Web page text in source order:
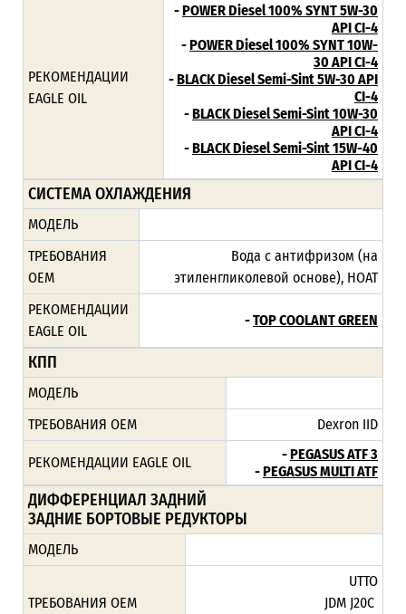
РЕКОМЕНДАЦИИ
EAGLE OIL
-POWER Diesel 100% SYNT 5W-30
API CI-4
-POWER Diesel 100% SYNT 10W-
30 API CI-4
-BLACK Diesel Semi-Sint 5W-30 API
CI-4
-BLACK Diesel Semi-Sint 10W-30
API CI-4
-BLACK Diesel Semi-Sint 15W-40
API CI-4
СИСТЕМА ОХЛАЖДЕНИЯ
МОДЕЛЬ
ТРЕБОВАНИЯ
ОЕМ
Вода с антифризом (на
этиленгликолевой основе), HOAT
РЕКОМЕНДАЦИИ
EAGLE OIL
-TOP COOLANT GREEN
КПП
МОДЕЛЬ
ТРЕБОВАНИЯ ОЕМ
Dexron IID
РЕКОМЕНДАЦИИ EAGLE OIL -PEGASUS ATF 3
-PEGASUS MULTI ATF
ДИФФЕРЕНЦИАЛ ЗАДНИЙ
ЗАДНИЕ БОРТОВЫЕ РЕДУКТОРЫ
МОДЕЛЬ
ТРЕБОВАНИЯ ОЕМ
UTTO
JDM J20C